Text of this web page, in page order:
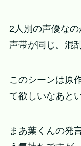
2人別の声優な
声帯が同じ。混
このシーンは原
て欲しいなあと
まあ葉くんの発